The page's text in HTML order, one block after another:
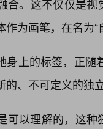
合。这不仅仅是
为画笔，在名为“
身上的标签，正
的、不可定义的独
可以理解的，这种